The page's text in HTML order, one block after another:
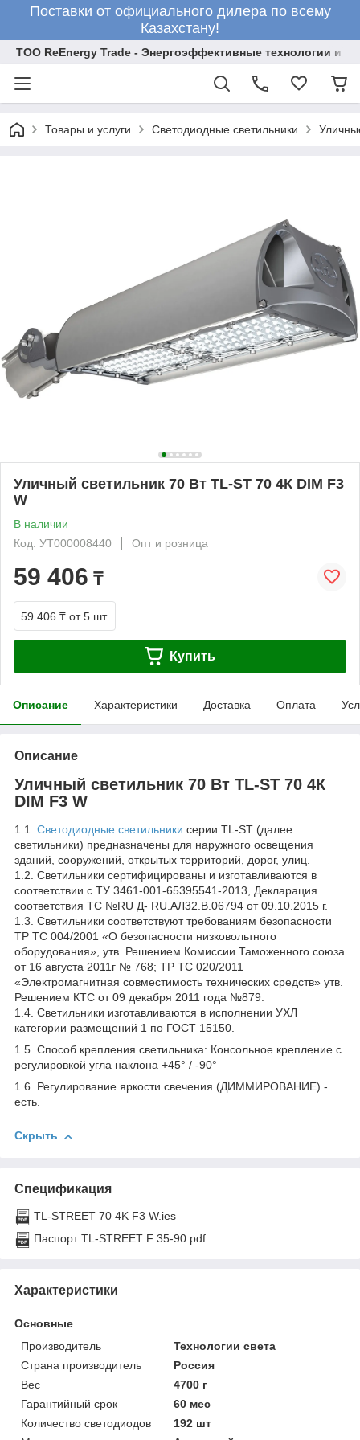
Поставки от официального дилера по всему
Казахстану!
ТОО ReEnergy Trade - Энергоэффективные технологии и
Товары и услуги Светодиодные светильники
Уличный светильник 70 Вт TL-ST 70 4К DIM F3
W
В наличии
Код: УТ000008440
Опт и розница
59 406 ₸
59 406 ₸ от 5 шт.
Купить
Описание Характеристики Доставка Оплата
Описание
Уличный светильник 70 Вт TL-ST 70 4К
DIM F3 W
1.1. Светодиодные светильники серии TL-ST (далее
светильники) предназначены для наружного освещения
зданий, сооружений, открытых территорий, дорог, улиц.
1.2. Светильники сертифицированы и изготавливаются в
соответствии с ТУ 3461-001-65395541-2013, Декларация
соответствия ТС №RU Д- RU.АЛ32.В.06794 от 09.10.2015 г.
1.3. Светильники соответствуют требованиям безопасности
ТР ТС 004/2001 «О безопасности низковольтного
оборудования», утв. Решением Комиссии Таможенного союза
от 16 августа 2011г № 768; ТР ТС 020/2011
«Электромагнитная совместимость технических средств» утв.
Решением КТС от 09 декабря 2011 года №879.
1.4. Светильники изготавливаются в исполнении УХЛ
категории размещений 1 по ГОСТ 15150.
1.5. Способ крепления светильника: Консольное крепление с
регулировкой угла наклона +45° / -90°
1.6. Регулирование яркости свечения (ДИММИРОВАНИЕ) -
есть.
Скрыть
Спецификация
TL-STREET 70 4K F3 W.ies
Паспорт TL-STREET F 35-90.pdf
Характеристики
Основные
Производитель
Технологии света
Страна производитель
Россия
Вес
4700 г
Гарантийный срок
60 мес
Количество светодиодов
192 шт